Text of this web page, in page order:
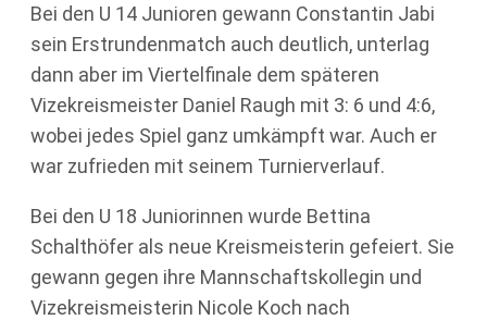
Bei den U 14 Junioren gewann Constantin Jabi
sein Erstrundenmatch auch deutlich, unterlag
dann aber im Viertelfinale dem späteren
Vizekreismeister Daniel Raugh mit 3: 6 und 4:6,
wobei jedes Spiel ganz umkämpft war. Auch er
war zufrieden mit seinem Turnierverlauf.
Bei den U 18 Juniorinnen wurde Bettina
Schalthöfer als neue Kreismeisterin gefeiert. Sie
gewann gegen ihre Mannschaftskollegin und
Vizekreismeisterin Nicole Koch nach